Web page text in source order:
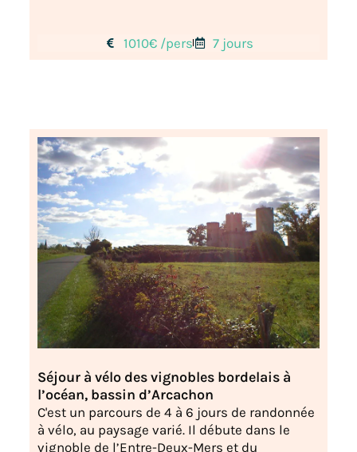
1010€ /pers 7 jours
Séjour à vélo des vignobles bordelais à
l’océan, bassin d’Arcachon
C'est un parcours de 4 à 6 jours de randonnée
à vélo, au paysage varié. Il débute dans le
vignoble de l’Entre-Deux-Mers et du